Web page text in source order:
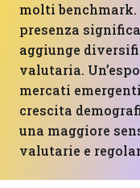
molti
presenza
aggiunge
valutaria.
mercati
crescita
una maggiore
valutarie e